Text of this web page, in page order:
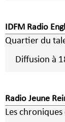
IDFM Radio
Quartier du
Diffusion à
Radio Jeune
Les chroniques